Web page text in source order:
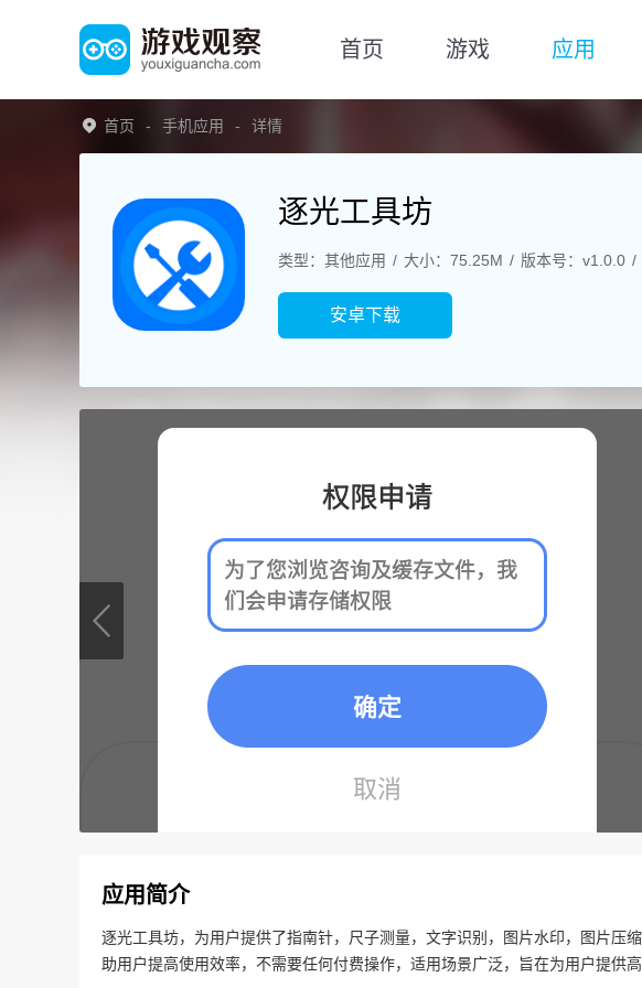
首页 游戏 应用
首页 手机应用 详情
逐光工具坊
类型：其他应用 大小：75.25M 版本号：v1.0.0
安卓下载
应用简介
逐光工具坊，为用户提供了指南针，尺子测量，文字识别，图片水印，图片压
助用户提高使用效率，不需要任何付费操作，适用场景广泛，旨在为用户提供高